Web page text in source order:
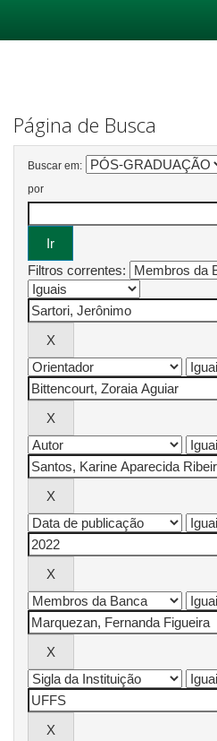
Página de Busca
Buscar em:
por
Filtros correntes: